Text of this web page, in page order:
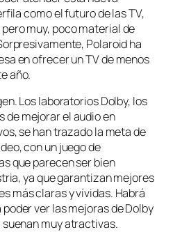
como el futuro de las TV,
muy, poco material de
Polaroid ha
en ofrecer un TV de menos
año.
Los laboratorios Dolby, los
de mejorar el audio en
se han trazado la meta de
con un juego de
que parecen ser bien
ya que garantizan mejores
más claras y vívidas. Habrá
ver las mejoras de Dolby
suenan muy atractivas.